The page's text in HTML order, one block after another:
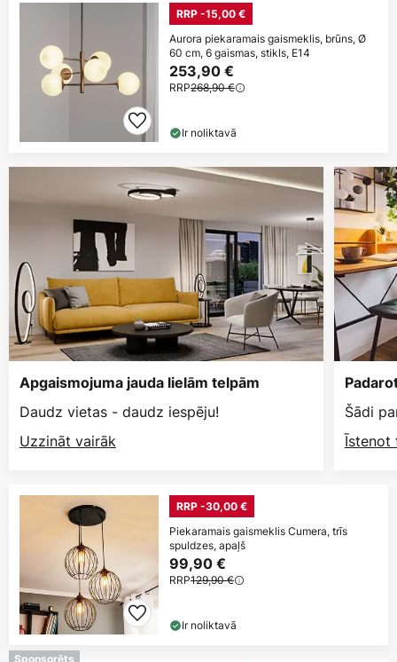
RRP -15,00 €
Aurora piekaramais gaismeklis, brūns, Ø
60 cm, 6 gaismas, stikls, E14
253,90 €
RRP268,90 €
Ir noliktavā
Apgaismojuma jauda lielām telpām
Daudz vietas - daudz iespēju!
Uzzināt vairāk
Šādi
Īstenot
RRP -30,00 €
Piekaramais gaismeklis Cumera, trīs
spuldzes, apaļš
99,90 €
RRP129,90 €
Ir noliktavā
Sponsorēts